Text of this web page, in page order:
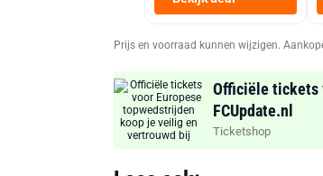
Prijs en voorraad kunnen wijzigen.
Officiële tickets
FCUpdate.nl
Ticketshop